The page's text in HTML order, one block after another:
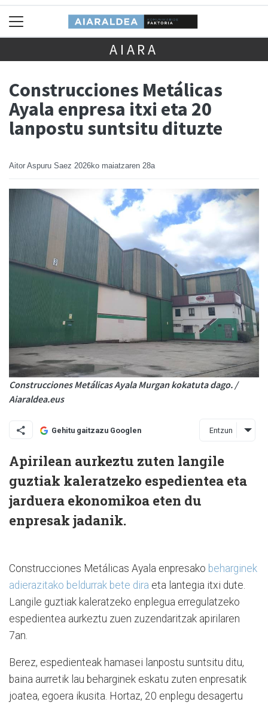
AIARA
Construcciones Metálicas
Ayala enpresa itxi eta 20
lanpostu suntsitu dituzte
Aitor Aspuru Saez 2026ko maiatzaren 28a
Construcciones Metálicas Ayala Murgan kokatuta dago. /
Aiaraldea.eus
Gehitu gaitzazu Googlen Entzun
Apirilean aurkeztu zuten langile
guztiak kaleratzeko espedientea eta
jarduera ekonomikoa eten du
enpresak jadanik.
Construcciones Metálicas Ayala enpresako beharginek
adierazitako beldurrak bete dira eta lantegia itxi dute.
Langile guztiak kaleratzeko enplegua erregulatzeko
espedientea aurkeztu zuen zuzendaritzak apirilaren
7an.
Berez, espedienteak hamasei lanpostu suntsitu ditu,
baina aurretik lau beharginek eskatu zuten enpresatik
joatea, egoera ikusita. Hortaz, 20 enplegu desagertu